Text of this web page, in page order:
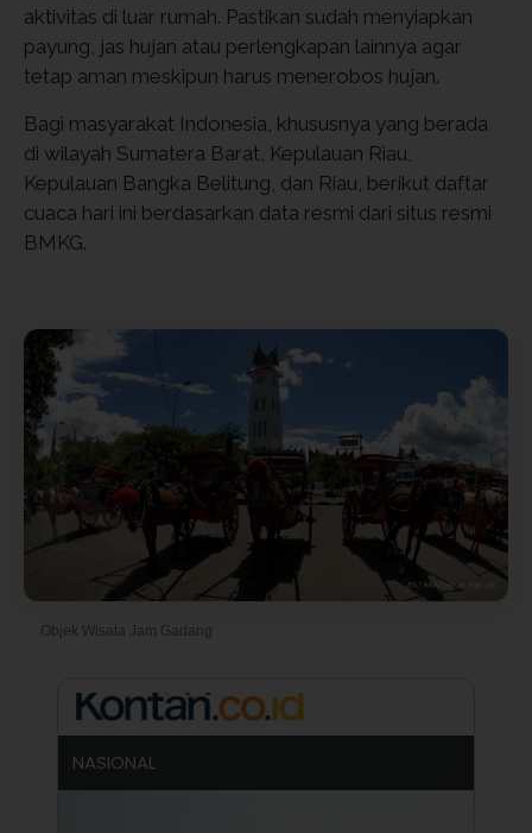
aktivitas di luar rumah. Pastikan sudah menyiapkan
payung, jas hujan atau perlengkapan lainnya agar
tetap aman meskipun harus menerobos hujan.
Bagi masyarakat Indonesia, khususnya yang berada
di wilayah Sumatera Barat, Kepulauan Riau,
Kepulauan Bangka Belitung, dan Riau, berikut daftar
cuaca hari ini berdasarkan data resmi dari situs resmi
BMKG.
Objek Wisata Jam Gadang
NASIONAL